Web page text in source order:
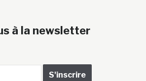
à la newsletter